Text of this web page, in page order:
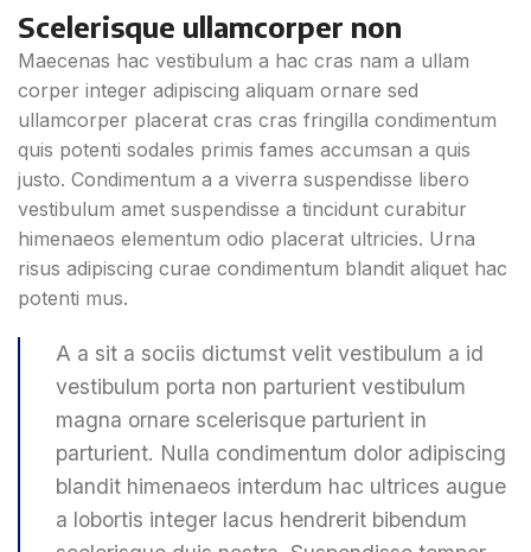
Scelerisque ullamcorper non
Maecenas hac vestibulum a hac cras nam a ullam
corper integer adipiscing aliquam ornare sed
ullamcorper placerat cras cras fringilla condimentum
quis potenti sodales primis fames accumsan a quis
justo. Condimentum a a viverra suspendisse libero
vestibulum amet suspendisse a tincidunt curabitur
himenaeos elementum odio placerat ultricies. Urna
risus adipiscing curae condimentum blandit aliquet hac
potenti mus.
A a sit a sociis dictumst velit vestibulum a id
vestibulum porta non parturient vestibulum
magna ornare scelerisque parturient in
parturient. Nulla condimentum dolor adipiscing
blandit himenaeos interdum hac ultrices augue
a lobortis integer lacus hendrerit bibendum